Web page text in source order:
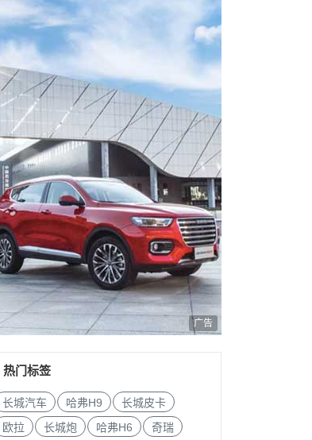
广告
热门标签
长城汽车 哈弗H9
长城皮卡
欧拉
长城炮 哈弗H6
奇瑞